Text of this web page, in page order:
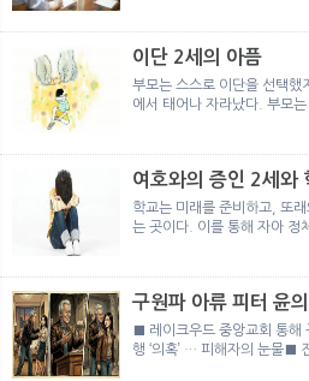
이단 2세의 아픔
부모는 스스로 이단을 선택했
에서 태어나 자라났다. 부모
여호와의 증인 2세와
학교는 미래를 준비하고, 또
는 곳이다. 이를 통해 자아 정
구원파 아류 피터 윤
■ 레이크우드 중앙교회 통해
행 ‘의혹’ … 피해자의 눈물■